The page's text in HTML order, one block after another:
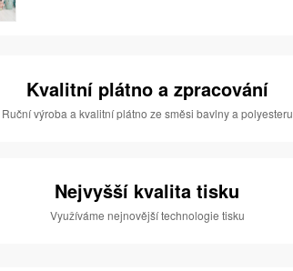
Kvalitní plátno a zpracování
Ruční výroba a kvalitní plátno ze směsi bavlny a polyesteru
Nejvyšší kvalita tisku
Využíváme nejnovější technologie tisku